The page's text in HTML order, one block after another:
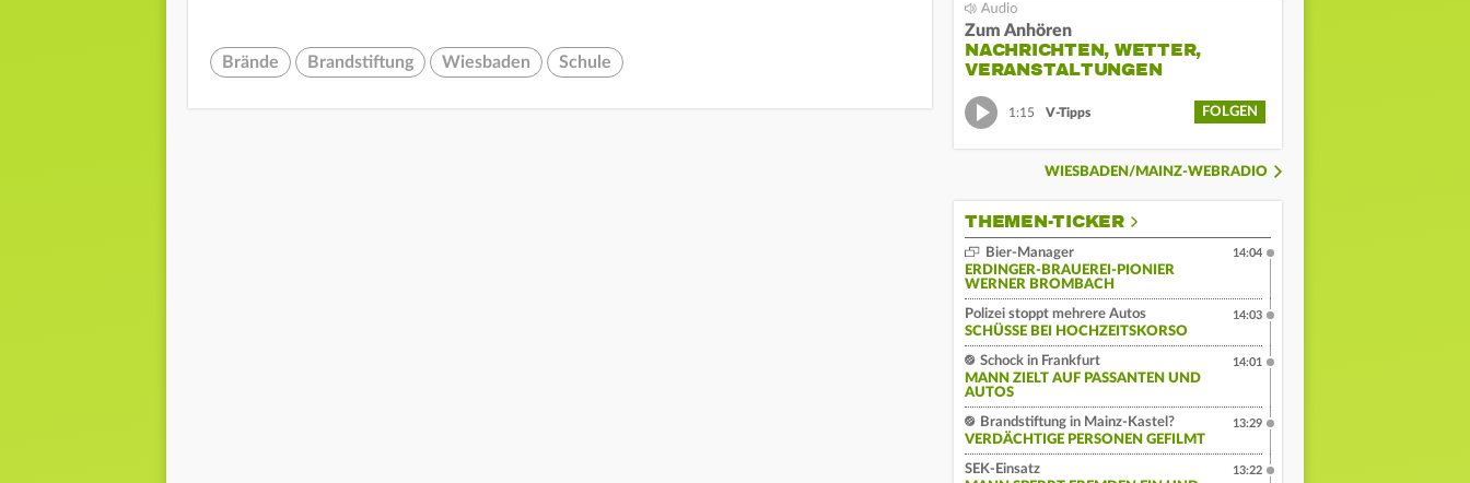
Brände Brandstiftung Wiesbaden Schule
Zum Anhören
NACHRICHTEN, WETTER,
VERANSTALTUNGEN
1:15 V-Tipps FOLGEN
WIESBADEN/MAINZ-WEBRADIO
THEMEN-TICKER
Bier-Manager
ERDINGER-BRAUEREI-PIONIER
WERNER BROMBACH
14:04
Polizei stoppt mehrere Autos
SCHÜSSE BEI HOCHZEITSKORSO
14:03
Schock in Frankfurt
MANN ZIELT AUF PASSANTEN UND
AUTOS
14:01
Brandstiftung in Mainz-Kastel?
VERDÄCHTIGE PERSONEN GEFILMT
13:29
SEK-Einsatz
13:22